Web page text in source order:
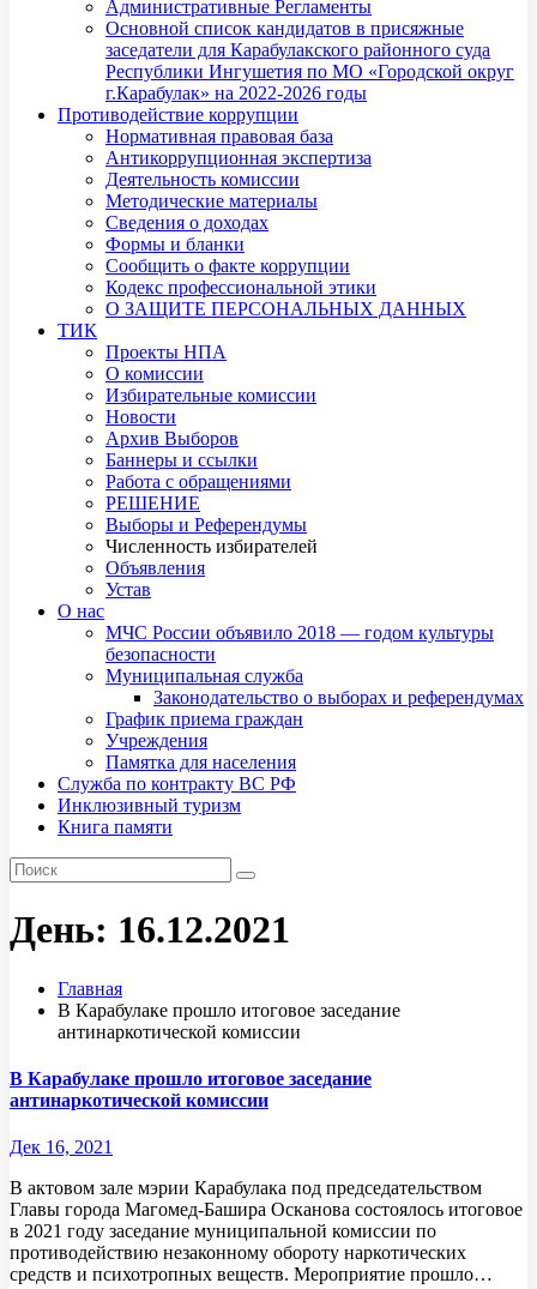
Административные Регламенты
Основной список кандидатов в присяжные
заседатели для Карабулакского районного суда
Республики Ингушетия по МО «Городской округ
г.Карабулак» на 2022-2026 годы
Противодействие коррупции
Нормативная правовая база
Антикоррупционная экспертиза
Деятельность комиссии
Методические материалы
Сведения о доходах
Формы и бланки
Сообщить о факте коррупции
Кодекс профессиональной этики
О ЗАЩИТЕ ПЕРСОНАЛЬНЫХ ДАННЫХ
ТИК
Проекты НПА
О комиссии
Избирательные комиссии
Новости
Архив Выборов
Баннеры и ссылки
Работа с обращениями
РЕШЕНИЕ
Выборы и Референдумы
Численность избирателей
Объявления
Устав
О нас
МЧС России объявило 2018 — годом культуры
безопасности
Муниципальная служба
Законодательство о выборах и референдумах
График приема граждан
Учреждения
Памятка для населения
Служба по контракту ВС РФ
Инклюзивный туризм
Книга памяти
День: 16.12.2021
Главная
В Карабулаке прошло итоговое заседание
антинаркотической комиссии
В Карабулаке прошло итоговое заседание
антинаркотической комиссии
Дек 16, 2021
В актовом зале мэрии Карабулака под председательством
Главы города Магомед-Башира Осканова состоялось итоговое
в 2021 году заседание муниципальной комиссии по
противодействию незаконному обороту наркотических
средств и психотропных веществ. Мероприятие прошло…